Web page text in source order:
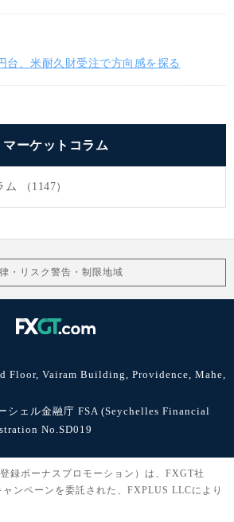
台、米耐久財受注で方向感を探る
マーケットコラム
（1147）
・リスク警告・制限地域
Floor, Vairam Building, Providence, Mahe,
シェル金融庁 FSA (Seychelles Financial
No.SD019
録ボーナスプロモーション）は、FXGT社
ャンペーンを委託された、FXPLUS LLCにより